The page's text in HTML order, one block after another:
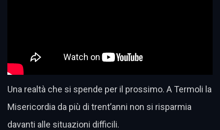
Una realtà che si spende per il prossimo. A Termoli la
Misericordia da più di trent’anni non si risparmia
davanti alle situazioni difficili.